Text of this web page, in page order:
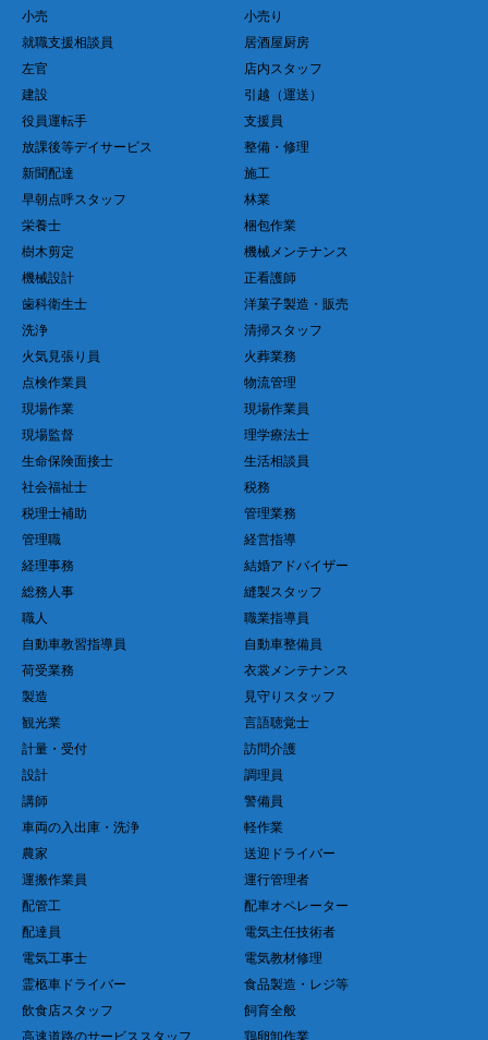
小売
小売り
就職支援相談員
居酒屋厨房
左官
店内スタッフ
建設
引越（運送）
役員運転手
支援員
放課後等デイサービス
整備・修理
新聞配達
施工
早朝点呼スタッフ
林業
栄養士
梱包作業
樹木剪定
機械メンテナンス
機械設計
正看護師
歯科衛生士
洋菓子製造・販売
洗浄
清掃スタッフ
火気見張り員
火葬業務
点検作業員
物流管理
現場作業
現場作業員
現場監督
理学療法士
生命保険面接士
生活相談員
社会福祉士
税務
税理士補助
管理業務
管理職
経営指導
経理事務
結婚アドバイザー
総務人事
縫製スタッフ
職人
職業指導員
自動車教習指導員
自動車整備員
荷受業務
衣裳メンテナンス
製造
見守りスタッフ
観光業
言語聴覚士
計量・受付
訪問介護
設計
調理員
講師
警備員
車両の入出庫・洗浄
軽作業
農家
送迎ドライバー
運搬作業員
運行管理者
配管工
配車オペレーター
配達員
電気主任技術者
電気工事士
電気教材修理
霊柩車ドライバー
食品製造・レジ等
飲食店スタッフ
飼育全般